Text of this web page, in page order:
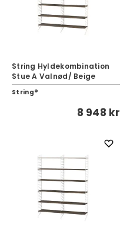
String Hyldekombination
Stue A Valnød/ Beige
String®
8 948 kr